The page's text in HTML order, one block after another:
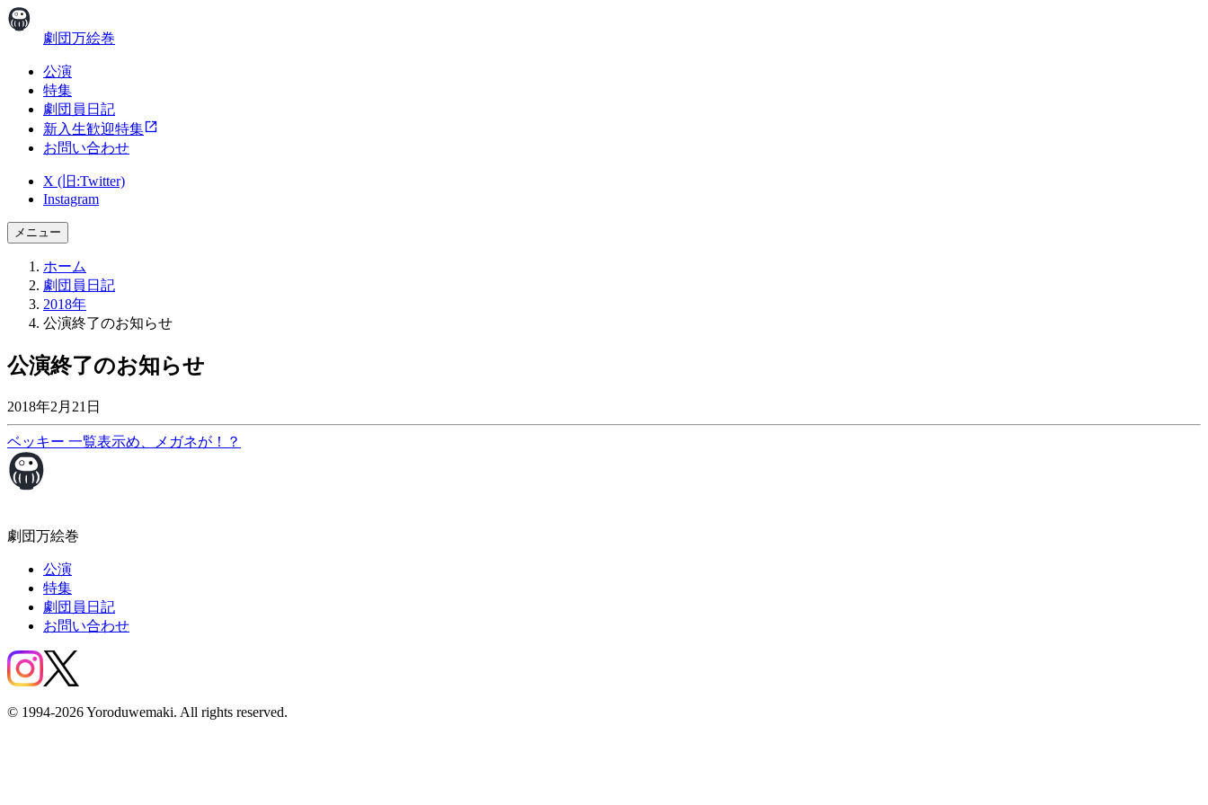
劇団万絵巻
公演
特集
劇団員日記
新入生歓迎特集
お問い合わせ
X (旧:Twitter)
Instagram
メニュー
ホーム
劇団員日記
2018年
公演終了のお知らせ
公演終了のお知らせ
2018年2月21日
ベッキー 一覧表示め、メガネが！？
劇団万絵巻
公演
特集
劇団員日記
お問い合わせ
© 1994-2026 Yoroduwemaki. All rights reserved.